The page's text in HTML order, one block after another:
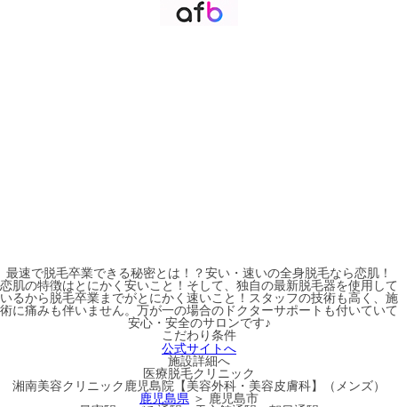
最速で脱毛卒業できる秘密とは！？安い・速いの全身脱毛なら恋肌！
恋肌の特徴はとにかく安いこと！そして、独自の最新脱毛器を使用して
いるから脱毛卒業までがとにかく速いこと！スタッフの技術も高く、施
術に痛みも伴いません。万が一の場合のドクターサポートも付いていて
安心・安全のサロンです♪
こだわり条件
公式サイトへ
施設詳細へ
医療脱毛クリニック
湘南美容クリニック鹿児島院【美容外科・美容皮膚科】（メンズ）
鹿児島県 ＞ 鹿児島市